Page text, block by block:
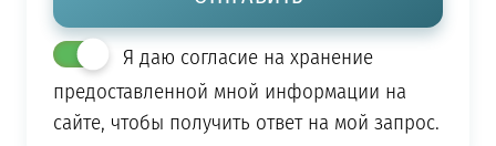
Я даю согласие на хранение
предоставленной мной информации на
сайте, чтобы получить ответ на мой запрос.